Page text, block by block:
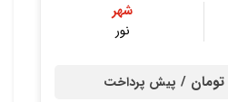
شهر
نور
پیش پرداخت